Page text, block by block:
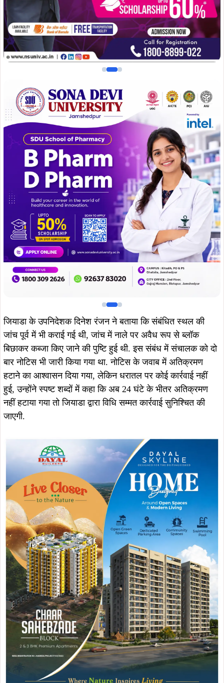
जियाडा के उपनिदेशक दिनेश रंजन ने बताया कि संबंधित स्थल की
जांच पूर्व में भी कराई गई थी, जांच में नाले पर अवैध रूप से ब्लॉक
बिछाकर कब्जा किए जाने की पुष्टि हुई थी. इस संबंध में संचालक को दो
बार नोटिस भी जारी किया गया था. नोटिस के जवाब में अतिक्रमण
हटाने का आश्वासन दिया गया, लेकिन धरातल पर कोई कार्रवाई नहीं
हुई, उन्होंने स्पष्ट शब्दों में कहा कि अब 24 घंटे के भीतर अतिक्रमण
नहीं हटाया गया तो जियाडा द्वारा विधि सम्मत कार्रवाई सुनिश्चित की
जाएगी.